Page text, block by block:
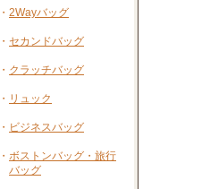
・ 2Wayバッグ
・ セカンドバッグ
・ クラッチバッグ
・ リュック
・ ビジネスバッグ
・ ボストンバッグ・旅行
バッグ